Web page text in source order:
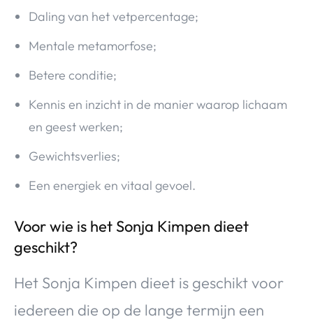
Daling van het vetpercentage;
Mentale metamorfose;
Betere conditie;
Kennis en inzicht in de manier waarop lichaam
en geest werken;
Gewichtsverlies;
Een energiek en vitaal gevoel.
Voor wie is het Sonja Kimpen dieet
geschikt?
Het Sonja Kimpen dieet is geschikt voor
iedereen die op de lange termijn een